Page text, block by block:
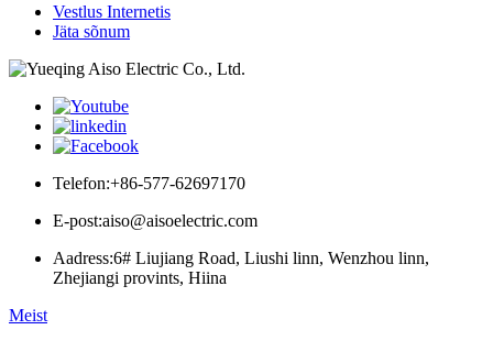
Vestlus Internetis
Jäta sõnum
Telefon:+86-577-62697170
E-post:aiso@aisoelectric.com
Aadress:6# Liujiang Road, Liushi linn, Wenzhou linn,
Zhejiangi provints, Hiina
Meist